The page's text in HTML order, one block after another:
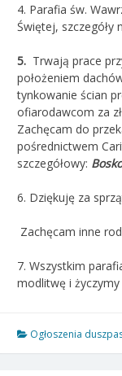
4. Parafia św.
Świętej, szczegóły
5. Trwają prace
położeniem
tynkowanie ścian
ofiarodawcom za
Zachęcam do
pośrednictwem
szczegółowy:
6. Dziękuję za
Zachęcam inne
7. Wszystkim
modlitwę i życzymy
Ogłoszenia